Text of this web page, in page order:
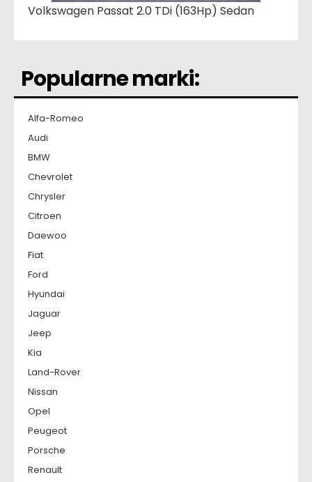
Volkswagen Passat 2.0 TDi (163Hp) Sedan
Popularne marki:
Alfa-Romeo
Audi
BMW
Chevrolet
Chrysler
Citroen
Daewoo
Fiat
Ford
Hyundai
Jaguar
Jeep
Kia
Land-Rover
Nissan
Opel
Peugeot
Porsche
Renault